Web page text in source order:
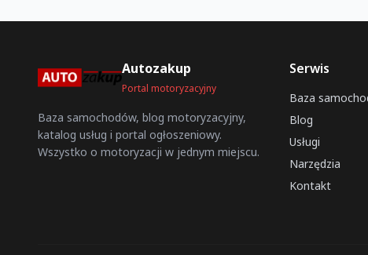
Autozakup
Portal motoryzacyjny
Baza samochodów, blog motoryzacyjny,
katalog usług i portal ogłoszeniowy.
Wszystko o motoryzacji w jednym miejscu.
Serwis
Baza
Blog
Usługi
Narzędzia
Kontakt